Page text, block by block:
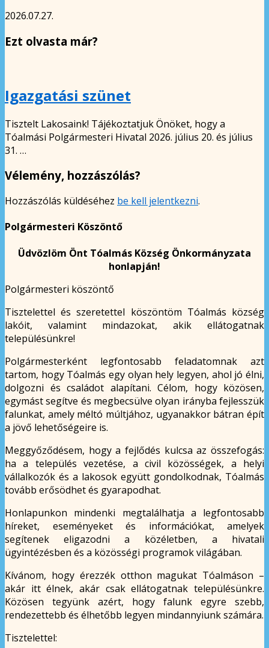
2026.07.27.
Ezt olvasta már?
Igazgatási szünet
Tisztelt Lakosaink! Tájékoztatjuk Önöket, hogy a
Tóalmási Polgármesteri Hivatal 2026. július 20. és július
31. …
Vélemény, hozzászólás?
Hozzászólás küldéséhez be kell jelentkezni.
Polgármesteri Köszöntő
Üdvözlöm Önt Tóalmás Község Önkormányzata
honlapján!
Polgármesteri köszöntő
Tisztelettel és szeretettel köszöntöm Tóalmás község
lakóit, valamint mindazokat, akik ellátogatnak
településünkre!
Polgármesterként legfontosabb feladatomnak azt
tartom, hogy Tóalmás egy olyan hely legyen, ahol jó élni,
dolgozni és családot alapítani. Célom, hogy közösen,
egymást segítve és megbecsülve olyan irányba fejlesszük
falunkat, amely méltó múltjához, ugyanakkor bátran épít
a jövő lehetőségeire is.
Meggyőződésem, hogy a fejlődés kulcsa az összefogás:
ha a település vezetése, a civil közösségek, a helyi
vállalkozók és a lakosok együtt gondolkodnak, Tóalmás
tovább erősödhet és gyarapodhat.
Honlapunkon mindenki megtalálhatja a legfontosabb
híreket, eseményeket és információkat, amelyek
segítenek eligazodni a közéletben, a hivatali
ügyintézésben és a közösségi programok világában.
Kívánom, hogy érezzék otthon magukat Tóalmáson –
akár itt élnek, akár csak ellátogatnak településünkre.
Közösen tegyünk azért, hogy falunk egyre szebb,
rendezettebb és élhetőbb legyen mindannyiunk számára.
Tisztelettel: